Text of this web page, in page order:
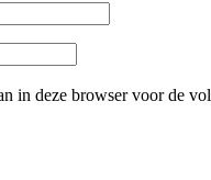
in deze browser voor de